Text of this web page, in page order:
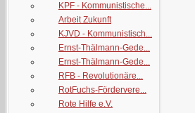
KPF - Kommunistische...
Arbeit Zukunft
KJVD - Kommunistisch...
Ernst-Thälmann-Gede...
Ernst-Thälmann-Gede...
RFB - Revolutionäre...
RotFuchs-Fördervere...
Rote Hilfe e.V.